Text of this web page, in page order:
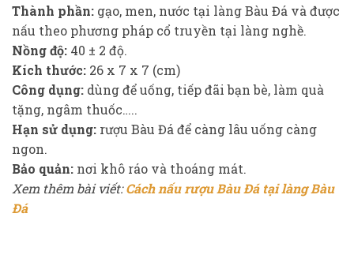
Thành phần: gạo, men, nước tại làng Bàu Đá và được
nấu theo phương pháp cổ truyền tại làng nghề.
Nồng độ: 40 ± 2 độ.
Kích thước: 26 x 7 x 7 (cm)
Công dụng: dùng để uống, tiếp đãi bạn bè, làm quà
tặng, ngâm thuốc…..
Hạn sử dụng: rượu Bàu Đá để càng lâu uống càng
ngon.
Bảo quản: nơi khô ráo và thoáng mát.
Xem thêm bài viết:Cách nấu rượu Bàu Đá tại làng Bàu
Đá